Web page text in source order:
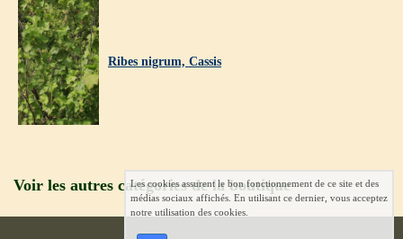
Ribes nigrum, Cassis
Voir les autres catégories de la boutique
Les cookies assurent le bon fonctionnement de ce site et des
médias sociaux affichés. En utilisant ce dernier, vous acceptez
notre utilisation des cookies.